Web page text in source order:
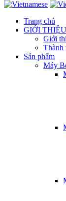
Trang chủ
GIỚI THIỆU
Giới
Thành
Sản phẩm
Máy